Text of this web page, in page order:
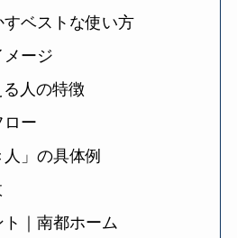
ベストな使い方
メージ
人の特徴
ロー
」の具体例
｜南都ホーム